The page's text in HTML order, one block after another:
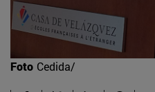
Foto Cedida/